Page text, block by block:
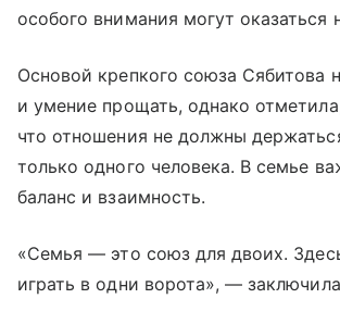
особого внимания могут оказаться
Основой крепкого союза Сябитова
и умение прощать, однако
что отношения не должны
только одного человека. В семье
баланс и взаимность.
«Семья — это союз для двоих.
играть в одни ворота», —